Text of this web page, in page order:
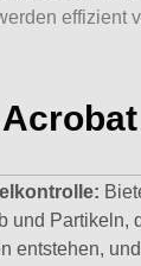
effizient
und Partikeln,
entstehen,